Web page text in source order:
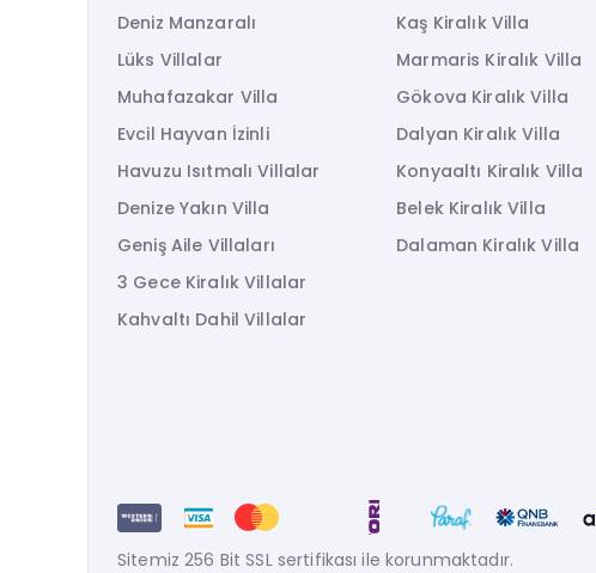
Deniz Manzaralı
Lüks Villalar
Muhafazakar Villa
Evcil Hayvan İzinli
Havuzu Isıtmalı Villalar
Denize Yakın Villa
Geniş Aile Villaları
3 Gece Kiralık Villalar
Kahvaltı Dahil Villalar
Kaş Kiralık Villa
Marmaris Kiralık Villa
Gökova Kiralık Villa
Dalyan Kiralık Villa
Konyaaltı Kiralık Villa
Belek Kiralık Villa
Dalaman Kiralık Villa
Sitemiz 256 Bit SSL sertifikası ile korunmaktadır.